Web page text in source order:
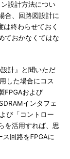
設計方法につい
合、回路図設計に
終わらせておく
ておかなくてはな
計』と聞いただ
した場合にコス
FPGAおよび
インタフェ
び「コントロー
を活用すれば、思
回路をFPGAに